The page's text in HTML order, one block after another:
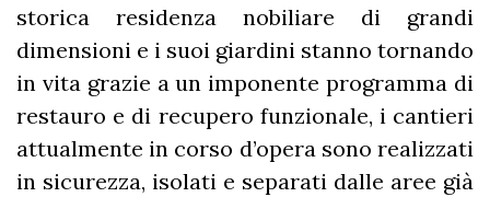
storica residenza nobiliare di grandi
dimensioni e i suoi giardini stanno tornando
in vita grazie a un imponente programma di
restauro e di recupero funzionale, i cantieri
attualmente in corso d’opera sono realizzati
in sicurezza, isolati e separati dalle aree già